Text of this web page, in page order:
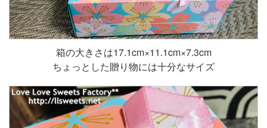
箱の大きさは17.1cm×11.1cm×7.3cm
ちょっとした贈り物には十分なサイズ